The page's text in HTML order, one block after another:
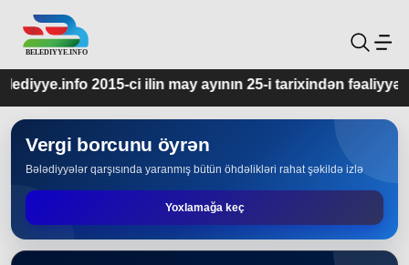
ci ilin may ayının 25-i tarixindən fəaliyyətdədir.
Vergi borcunu öyrən
Bələdiyyələr qarşısında yaranmış bütün öhdəlikləri rahat şəkildə izlə
Yoxlamağa keç